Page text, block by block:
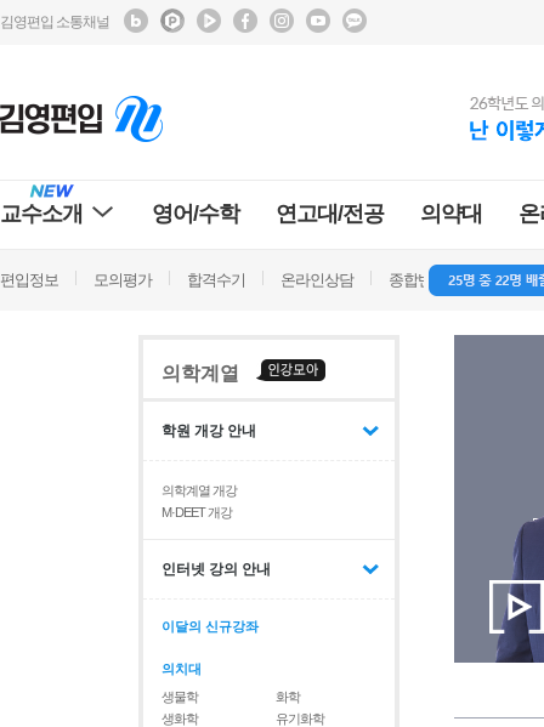
김영편입 소통채널
교수소개 영어/수학 연고대/전공 의약대
편입정보 모의평가 합격수기 온라인상담 종합반 방문상담
의학계열
학원 개강 안내
의학계열 개강
M·DEET 개강
인터넷 강의 안내
이달의 신규강좌
의치대
생물학
화학
생화학
유기화학